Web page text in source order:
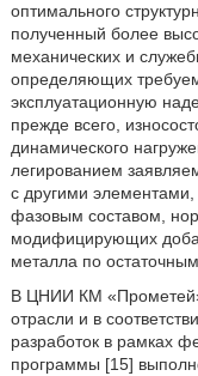
оптимального
полученный более
механических и
определяющих
эксплуатационную
прежде всего,
динамического
легированием
с другими
фазовым составом,
модифицирующих
металла по
В ЦНИИ КМ
отрасли и в
разработок в рамках
программы [15]